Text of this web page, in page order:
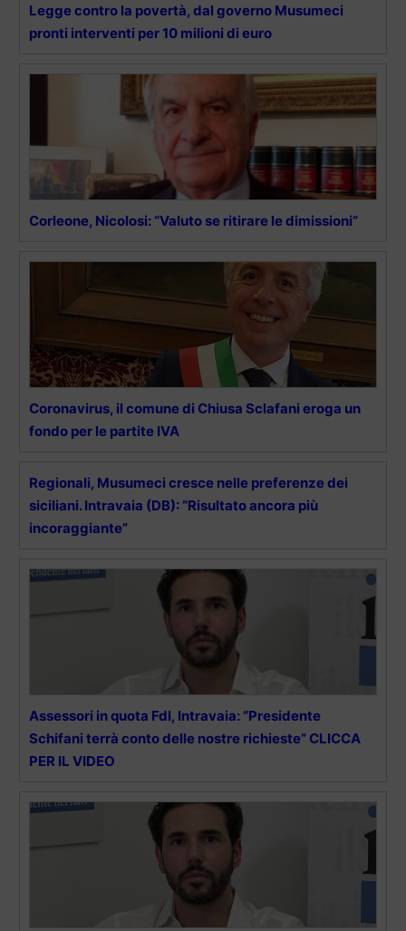
Legge contro la povertà, dal governo Musumeci
pronti interventi per 10 milioni di euro
Corleone, Nicolosi: “Valuto se ritirare le dimissioni”
Coronavirus, il comune di Chiusa Sclafani eroga un
fondo per le partite IVA
Regionali, Musumeci cresce nelle preferenze dei
siciliani. Intravaia (DB): “Risultato ancora più
incoraggiante”
Assessori in quota FdI, Intravaia: “Presidente
Schifani terrà conto delle nostre richieste” CLICCA
PER IL VIDEO